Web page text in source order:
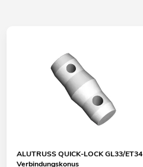
ALUTRUSS QUICK-LOCK GL33/ET34
Verbindungskonus